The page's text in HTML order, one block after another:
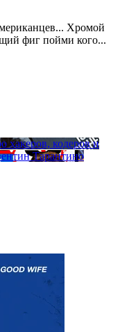
Хромой
фиг пойми кого...
хакеров, кодеров и
Тарантино